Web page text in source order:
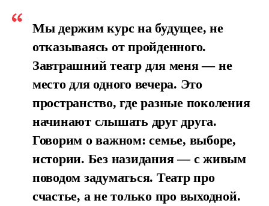
Мы держим курс на будущее, не
отказываясь от пройденного.
Завтрашний театр для меня — не
место для одного вечера. Это
пространство, где разные поколения
начинают слышать друг друга.
Говорим о важном: семье, выборе,
истории. Без назидания — с живым
поводом задуматься. Театр про
счастье, а не только про выходной.